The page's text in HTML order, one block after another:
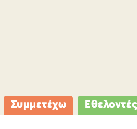
Συμμετέχω Εθελοντές